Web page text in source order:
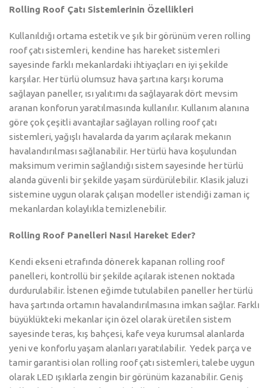
Rolling Roof Çatı Sistemlerinin Özellikleri
Kullanıldığı ortama estetik ve şık bir görünüm veren rolling
roof çatı sistemleri, kendine has hareket sistemleri
sayesinde farklı mekanlardaki ihtiyaçları en iyi şekilde
karşılar. Her türlü olumsuz hava şartına karşı koruma
sağlayan paneller, ısı yalıtımı da sağlayarak dört mevsim
aranan konforun yaratılmasında kullanılır. Kullanım alanına
göre çok çeşitli avantajlar sağlayan rolling roof çatı
sistemleri, yağışlı havalarda da yarım açılarak mekanın
havalandırılması sağlanabilir. Her türlü hava koşulundan
maksimum verimin sağlandığı sistem sayesinde her türlü
alanda güvenli bir şekilde yaşam sürdürülebilir. Klasik jaluzi
sistemine uygun olarak çalışan modeller istendiği zaman iç
mekanlardan kolaylıkla temizlenebilir.
Rolling Roof Panelleri Nasıl Hareket Eder?
Kendi ekseni etrafında dönerek kapanan rolling roof
panelleri, kontrollü bir şekilde açılarak istenen noktada
durdurulabilir. İstenen eğimde tutulabilen paneller her türlü
hava şartında ortamın havalandırılmasına imkan sağlar. Farklı
büyüklükteki mekanlar için özel olarak üretilen sistem
sayesinde teras, kış bahçesi, kafe veya kurumsal alanlarda
yeni ve konforlu yaşam alanları yaratılabilir. Yedek parça ve
tamir garantisi olan rolling roof çatı sistemleri, talebe uygun
olarak LED ışıklarla zengin bir görünüm kazanabilir. Geniş